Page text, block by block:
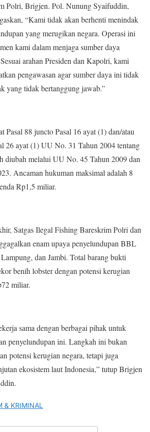
Polri, Brigjen. Pol. Nunung Syaifuddin,
“Kami tidak akan berhenti menindak
yang merugikan negara. Operasi ini
kami dalam menjaga sumber daya
arahan Presiden dan Kapolri, kami
pengawasan agar sumber daya ini tidak
yang tidak bertanggung jawab.”
Pasal 88 juncto Pasal 16 ayat (1) dan/atau
26 ayat (1) UU No. 31 Tahun 2004 tentang
diubah melalui UU No. 45 Tahun 2009 dan
Ancaman hukuman maksimal adalah 8
Rp1,5 miliar.
Satgas Ilegal Fishing Bareskrim Polri dan
enam upaya penyelundupan BBL
dan Jambi. Total barang bukti
benih lobster dengan potensi kerugian
miliar.
sama dengan berbagai pihak untuk
penyelundupan ini. Langkah ini bukan
potensi kerugian negara, tetapi juga
ekosistem laut Indonesia,” tutup Brigjen
& KRIMINAL